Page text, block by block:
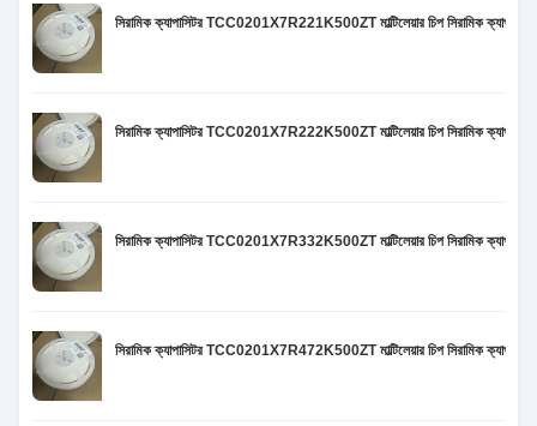
সিরামিক ক্যাপাসিটর TCC0201X7R221K500ZT মাল্টিলেয়ার চিপ সিরামিক
সিরামিক ক্যাপাসিটর TCC0201X7R222K500ZT মাল্টিলেয়ার চিপ সিরামিক
সিরামিক ক্যাপাসিটর TCC0201X7R332K500ZT মাল্টিলেয়ার চিপ সিরামিক
সিরামিক ক্যাপাসিটর TCC0201X7R472K500ZT মাল্টিলেয়ার চিপ সিরামিক